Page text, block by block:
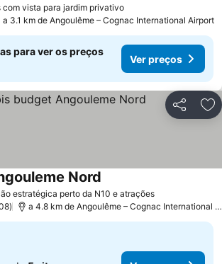
com vista para jardim privativo
a 3.1 km de Angoulême – Cognac International Airport
para ver os preços
Ver preços
Partilhar
estratégica perto da N10 e atrações
Nord
a 4.8 km de Angoulême – Cognac International Airport